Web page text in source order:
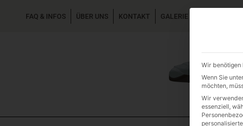
FAQ & INFOS ÜBER UNS KONTAKT GALERIE
Wir benötigen
Wenn Sie
möchten,
Wir
essenziell,